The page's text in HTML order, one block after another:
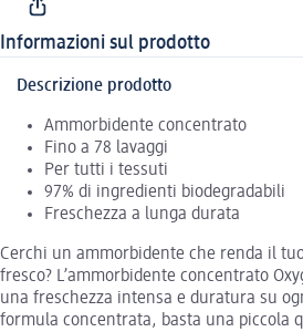
Informazioni sul prodotto
Descrizione prodotto
Ammorbidente concentrato
Fino a 78 lavaggi
Per tutti i tessuti
97% di ingredienti biodegradabili
Freschezza a lunga durata
Cerchi un ammorbidente che renda il
fresco? L’ammorbidente concentrato
una freschezza intensa e duratura su
formula concentrata, basta una piccola